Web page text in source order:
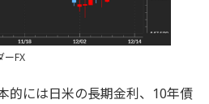
ーFX
的には日米の長期金利、10年債